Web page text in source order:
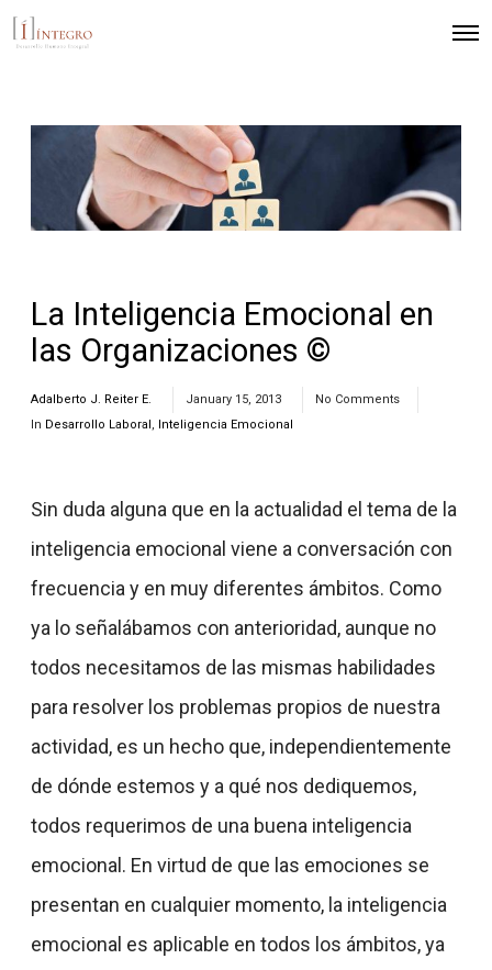
La Inteligencia Emocional en
las Organizaciones ©
Adalberto J. Reiter E. January 15, 2013
No Comments
In Desarrollo Laboral, Inteligencia Emocional
Sin duda alguna que en la actualidad el tema de la
inteligencia emocional viene a conversación con
frecuencia y en muy diferentes ámbitos. Como
ya lo señalábamos con anterioridad, aunque no
todos necesitamos de las mismas habilidades
para resolver los problemas propios de nuestra
actividad, es un hecho que, independientemente
de dónde estemos y a qué nos dediquemos,
todos requerimos de una buena inteligencia
emocional. En virtud de que las emociones se
presentan en cualquier momento, la inteligencia
emocional es aplicable en todos los ámbitos, ya